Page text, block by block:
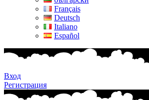
Français
Deutsch
Italiano
Español
Вход
Регистрация